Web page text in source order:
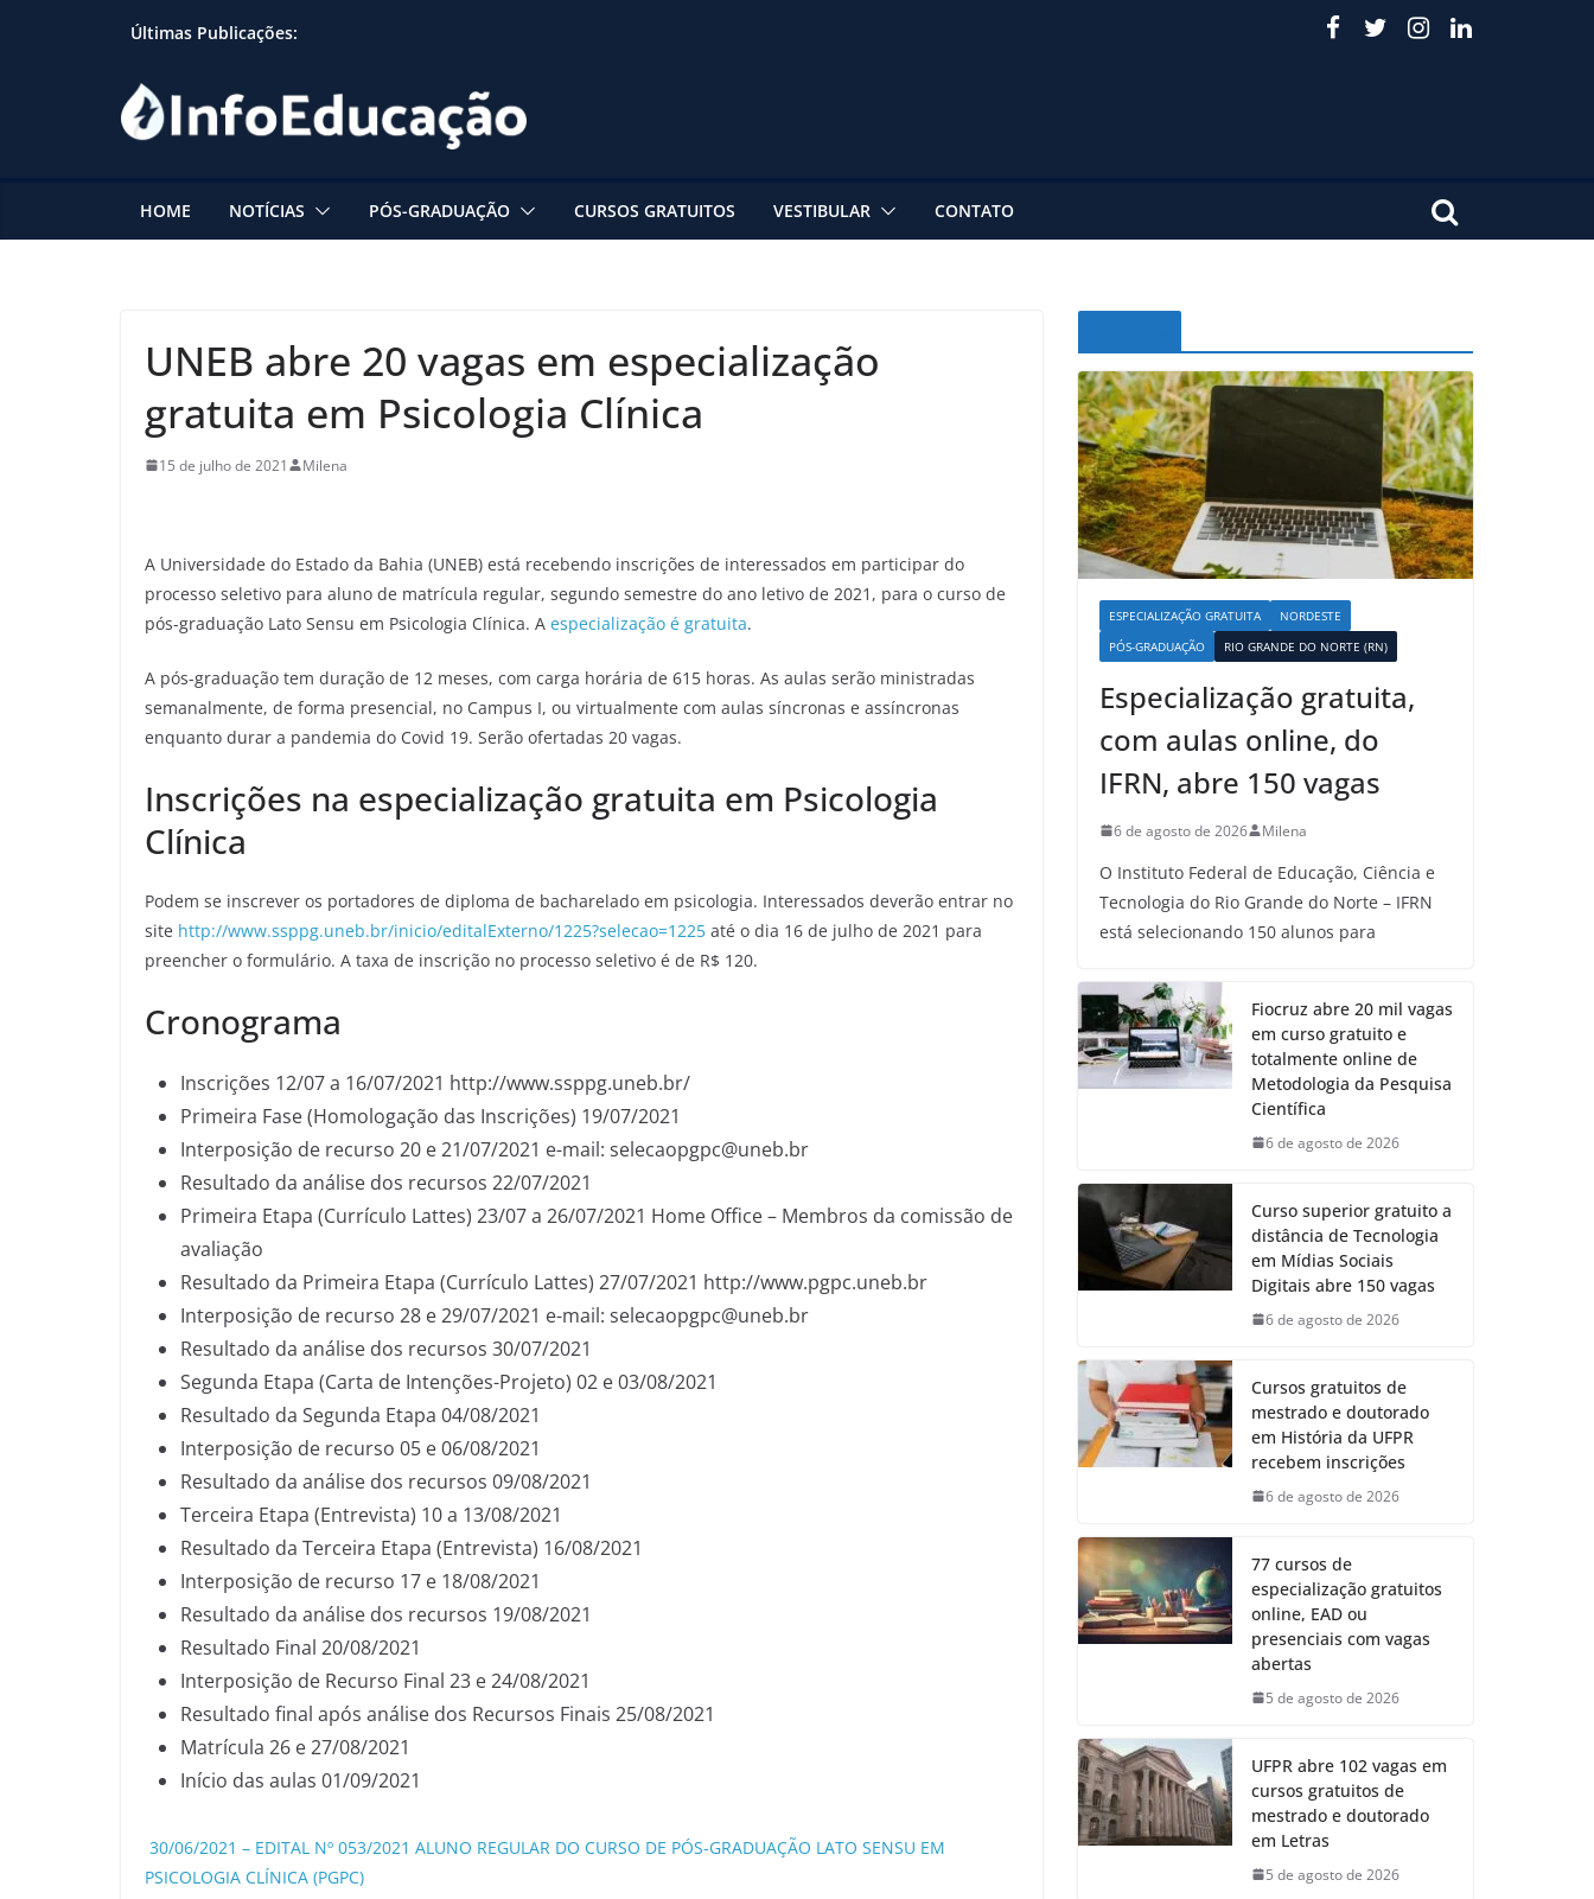
Últimas Publicações:
HOME NOTÍCIAS PÓS-GRADUAÇÃO CURSOS GRATUITOS VESTIBULAR CONTATO
UNEB abre 20 vagas em especialização
gratuita em Psicologia Clínica
15 de julho de 2021 Milena
A Universidade do Estado da Bahia (UNEB) está recebendo inscrições de interessados em participar do
processo seletivo para aluno de matrícula regular, segundo semestre do ano letivo de 2021, para o curso de
pós-graduação Lato Sensu em Psicologia Clínica. A especialização é gratuita.
A pós-graduação tem duração de 12 meses, com carga horária de 615 horas. As aulas serão ministradas
semanalmente, de forma presencial, no Campus I, ou virtualmente com aulas síncronas e assíncronas
enquanto durar a pandemia do Covid 19. Serão ofertadas 20 vagas.
Inscrições na especialização gratuita em Psicologia
Clínica
Podem se inscrever os portadores de diploma de bacharelado em psicologia. Interessados deverão entrar no
site http://www.ssppg.uneb.br/inicio/editalExterno/1225?selecao=1225 até o dia 16 de julho de 2021 para
preencher o formulário. A taxa de inscrição no processo seletivo é de R$ 120.
Cronograma
Inscrições 12/07 a 16/07/2021 http://www.ssppg.uneb.br/
Primeira Fase (Homologação das Inscrições) 19/07/2021
Interposição de recurso 20 e 21/07/2021 e-mail: selecaopgpc@uneb.br
Resultado da análise dos recursos 22/07/2021
Primeira Etapa (Currículo Lattes) 23/07 a 26/07/2021 Home Office – Membros da comissão de
avaliação
Resultado da Primeira Etapa (Currículo Lattes) 27/07/2021 http://www.pgpc.uneb.br
Interposição de recurso 28 e 29/07/2021 e-mail: selecaopgpc@uneb.br
Resultado da análise dos recursos 30/07/2021
Segunda Etapa (Carta de Intenções-Projeto) 02 e 03/08/2021
Resultado da Segunda Etapa 04/08/2021
Interposição de recurso 05 e 06/08/2021
Resultado da análise dos recursos 09/08/2021
Terceira Etapa (Entrevista) 10 a 13/08/2021
Resultado da Terceira Etapa (Entrevista) 16/08/2021
Interposição de recurso 17 e 18/08/2021
Resultado da análise dos recursos 19/08/2021
Resultado Final 20/08/2021
Interposição de Recurso Final 23 e 24/08/2021
Resultado final após análise dos Recursos Finais 25/08/2021
Matrícula 26 e 27/08/2021
Início das aulas 01/09/2021
30/06/2021 – EDITAL Nº 053/2021 ALUNO REGULAR DO CURSO DE PÓS-GRADUAÇÃO LATO SENSU EM
PSICOLOGIA CLÍNICA (PGPC)
ESPECIALIZAÇÃO GRATUITA
NORDESTE
PÓS-GRADUAÇÃO
RIO GRANDE DO NORTE (RN)
Especialização gratuita,
com aulas online, do
IFRN, abre 150 vagas
6 de agosto de 2026 Milena
O Instituto Federal de Educação, Ciência e
Tecnologia do Rio Grande do Norte – IFRN
está selecionando 150 alunos para
Fiocruz abre 20 mil vagas
em curso gratuito e
totalmente online de
Metodologia da Pesquisa
Científica
6 de agosto de 2026
Curso superior gratuito a
distância de Tecnologia
em Mídias Sociais
Digitais abre 150 vagas
6 de agosto de 2026
Cursos gratuitos de
mestrado e doutorado
em História da UFPR
recebem inscrições
6 de agosto de 2026
77 cursos de
especialização gratuitos
online, EAD ou
presenciais com vagas
abertas
5 de agosto de 2026
UFPR abre 102 vagas em
cursos gratuitos de
mestrado e doutorado
em Letras
5 de agosto de 2026